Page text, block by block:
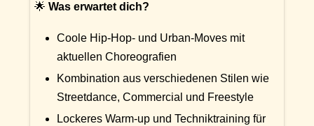
🌟 Was erwartet dich?
Coole Hip-Hop- und Urban-Moves mit
aktuellen Choreografien
Kombination aus verschiedenen Stilen wie
Streetdance, Commercial und Freestyle
Lockeres Warm-up und Techniktraining für